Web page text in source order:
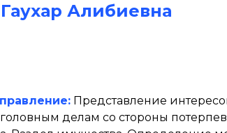
Алибиевна
Представление
делам со стороны